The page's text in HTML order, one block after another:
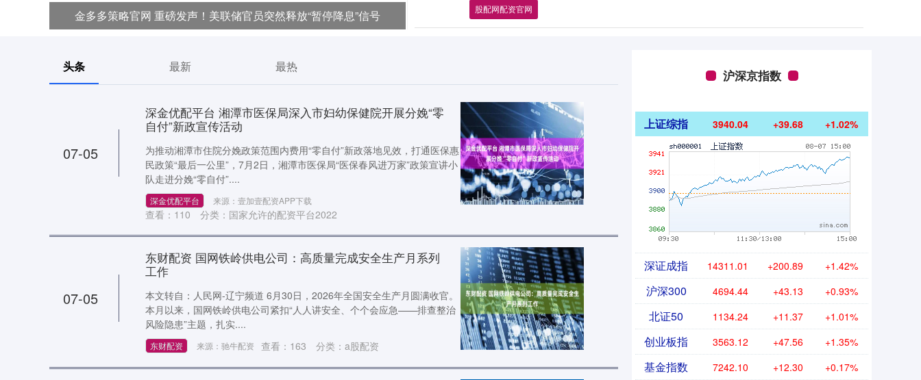
金多多策略官网 重磅发声！美联储官员突然释放“暂停降息”信号 股配网配资官网
头条 最新 最热
07-05
深金优配平台 湘潭市医保局深入市妇幼保健院开展分娩“零
自付”新政宣传活动
为推动湘潭市住院分娩政策范围内费用“零自付”新政落地见效，打通医保惠
民政策“最后一公里”，7月2日，湘潭市医保局“医保春风进万家”政策宣讲小
队走进分娩“零自付”....
深金优配平台 来源：壹加壹配资APP下载
查看： 110 分类： 国家允许的配资平台2022
07-05
东财配资 国网铁岭供电公司：高质量完成安全生产月系列
工作
本文转自：人民网-辽宁频道 6月30日，2026年全国安全生产月圆满收官。
本月以来，国网铁岭供电公司紧扣“人人讲安全、个个会应急——排查整治
风险隐患”主题，扎实....
东财配资 来源：驰牛配资 查看： 163 分类： a股配资
沪深京指数
上证综指 3940.04 +39.68 +1.02%
深证成指 14311.01 +200.89 +1.42%
沪深300 4694.44 +43.13 +0.93%
北证50 1134.24 +11.37 +1.01%
创业板指 3563.12 +47.56 +1.35%
基金指数 7242.10 +12.30 +0.17%